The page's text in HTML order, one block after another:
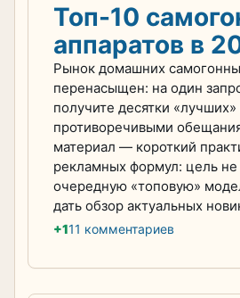
Топ-10
аппаратов в
Рынок домашних
перенасыщен: на один
получите десятки
противоречивыми
материал — короткий
рекламных формул: цель не
очередную «топовую»
дать обзор актуальных
+111 комментариев